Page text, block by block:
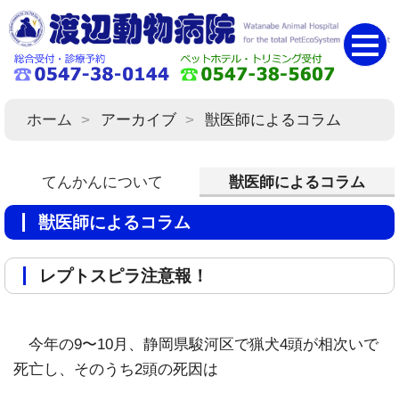
ホーム アーカイブ 獣医師によるコラム
てんかんについて 獣医師によるコラム
獣医師によるコラム
レプトスピラ注意報！
今年の9〜10月、静岡県駿河区で猟犬4頭が相次いで
死亡し、そのうち2頭の死因は